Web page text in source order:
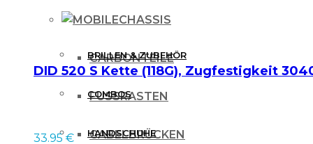
CHASSIS
CARBONTEILE
FUSSRASTEN
GABELBRÜCKEN
BRILLEN & ZUBEHÖR
COMBOS
HANDSCHUHE
DID 520 S Kette (118G), Zugfestigkeit
33.95€